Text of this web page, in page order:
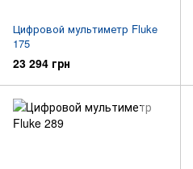
Цифровой мультиметр Fluke
175
23 294 грн